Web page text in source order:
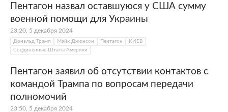
Пентагон назвал оставшуюся у США сумму
военной помощи для Украины
23:20, 5 декабря 2024
Дональд Трамп Майк Джонсон Пентагон
КИЕВ
Соединённые Штаты Америки
Пентагон заявил об отсутствии контактов с
командой Трампа по вопросам передачи
полномочий
23:50, 5 декабря 2024